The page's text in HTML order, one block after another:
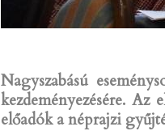
Nagyszabású
kezdeményezésére.
előadók a néprajzi